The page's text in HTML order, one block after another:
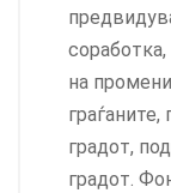
на
градот,
градот.